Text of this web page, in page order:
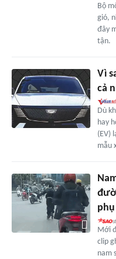
Bộ
gió,
đây
tận.
Vì
cả
Dù
hay
(EV)
mẫu
Mới
clip
nam